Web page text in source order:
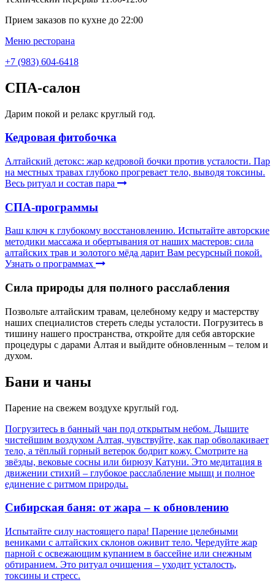
Прием заказов по кухне до 22:00
Меню ресторана
+7 (983) 604-6418
СПА-салон
Дарим покой и релакс круглый год.
Кедровая фитобочка
Алтайский детокс: жар кедровой бочки против усталости. Пар
на местных травах глубоко прогревает тело, выводя токсины.
Весь ритуал и состав пара
СПА-программы
Ваш ключ к глубокому восстановлению. Испытайте авторские
методики массажа и обертывания от наших мастеров: сила
алтайских трав и золотого мёда дарит Вам ресурсный покой.
Узнать о программах
Сила природы для полного расслабления
Позвольте алтайским травам, целебному кедру и мастерству
наших специалистов стереть следы усталости. Погрузитесь в
тишину нашего пространства, откройте для себя авторские
процедуры с дарами Алтая и выйдите обновленным – телом и
духом.
Бани и чаны
Парение на свежем воздухе круглый год.
Погрузитесь в банный чан под открытым небом. Дышите
чистейшим воздухом Алтая, чувствуйте, как пар обволакивает
тело, а тёплый горный ветерок бодрит кожу. Смотрите на
звёзды, вековые сосны или бирюзу Катуни. Это медитация в
движении стихий – глубокое расслабление мышц и полное
единение с ритмом природы.
Сибирская баня: от жара – к обновлению
Испытайте силу настоящего пара! Парение целебными
вениками с алтайских склонов оживит тело. Чередуйте жар
парной с освежающим купанием в бассейне или снежным
обтиранием. Это ритуал очищения – уходит усталость,
токсины и стресс.